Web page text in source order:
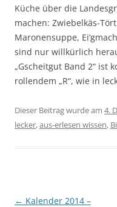
Küche über die
machen: Zwiebelkäs-
Maronensuppe,
sind nur willkürlich
„Gscheitgut Band 2“ ist
rollendem „R“, wie in
Dieser Beitrag wurde am 4.
lecker,aus-erlesen wissen,
Beitragsnavigation
← Kalender 2014 –